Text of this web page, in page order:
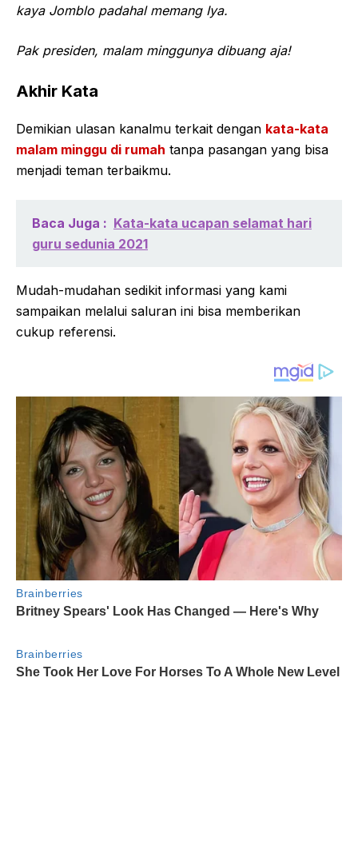
kaya Jomblo padahal memang Iya.
Pak presiden, malam minggunya dibuang aja!
Akhir Kata
Demikian ulasan kanalmu terkait dengan kata-kata
malam minggu di rumah tanpa pasangan yang bisa
menjadi teman terbaikmu.
Baca Juga : Kata-kata ucapan selamat hari
guru sedunia 2021
Mudah-mudahan sedikit informasi yang kami
sampaikan melalui saluran ini bisa memberikan
cukup referensi.